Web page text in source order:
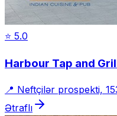
⭐ 5.0
Harbour Tap and
📍 Neftçilər prospekti,
Ətraflı